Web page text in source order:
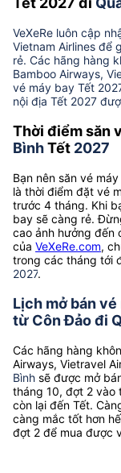
VeXeRe luôn cập
Vietnam Airlines để
rẻ. Các hãng hàng
Bamboo Airways,
vé máy bay Tết
nội địa Tết 2027
Thời điểm săn
BìnhTết 2027
Bạn nên săn vé
là thời điểm đặt vé
trước 4 tháng. Khi
bay sẽ càng rẻ.
cao ảnh hưởng đến
của VeXeRe.com,
trong các tháng tới
2027.
Lịch mở bán
từ Côn Đảo đi
Các hãng hàng
Airways, Vietravel
Bình sẽ được mở
tháng 10, đợt 2 vào
còn lại đến Tết.
càng mắc tốt hơn
đợt 2 để mua được